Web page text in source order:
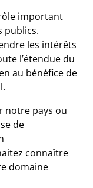
important
publics.
les intérêts
l’étendue du
au bénéfice de
notre pays ou
de
connaître
domaine